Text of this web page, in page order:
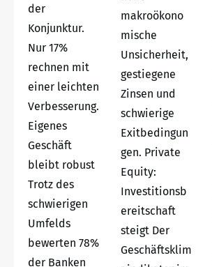
der
Konjunktur.
Nur 17%
rechnen mit
einer leichten
Verbesserung.
Eigenes
Geschäft
bleibt robust
Trotz des
schwierigen
Umfelds
bewerten 78%
der Banken
makroökono
mische
Unsicherheit,
gestiegene
Zinsen und
schwierige
Exitbedingun
gen. Private
Equity:
Investitionsb
ereitschaft
steigt Der
Geschäftsklim